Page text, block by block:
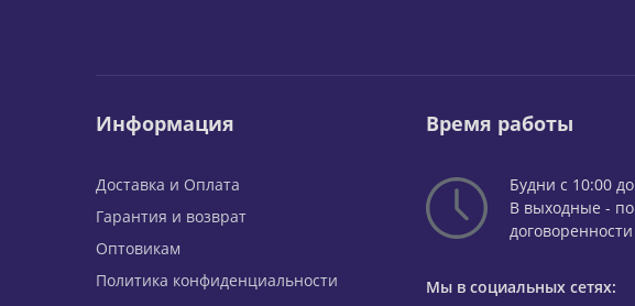
Информация
Доставка и Оплата
Гарантия и возврат
Оптовикам
Политика конфиденциальности
Время работы
Будни с 10:00
В выходные - по
договоренности
Мы в социальных сетях: